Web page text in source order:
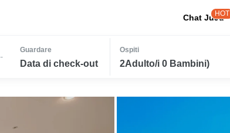
Chat JuJu
HOT
-
Guardare
Data di check-out
Ospiti
2Adulto/i 0 Bambini)